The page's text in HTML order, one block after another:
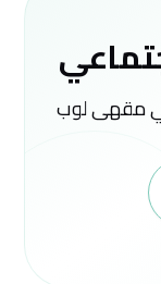
مقهى لوب